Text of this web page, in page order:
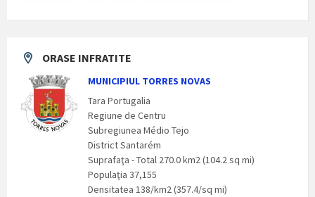
ORASE INFRATITE
MUNICIPIUL TORRES NOVAS
Tara Portugalia
Regiune de Centru
Subregiunea Médio Tejo
District Santarém
Suprafaţa - Total 270.0 km2 (104.2 sq mi)
Populaţia 37,155
Densitatea 138/km2 (357.4/sq mi)